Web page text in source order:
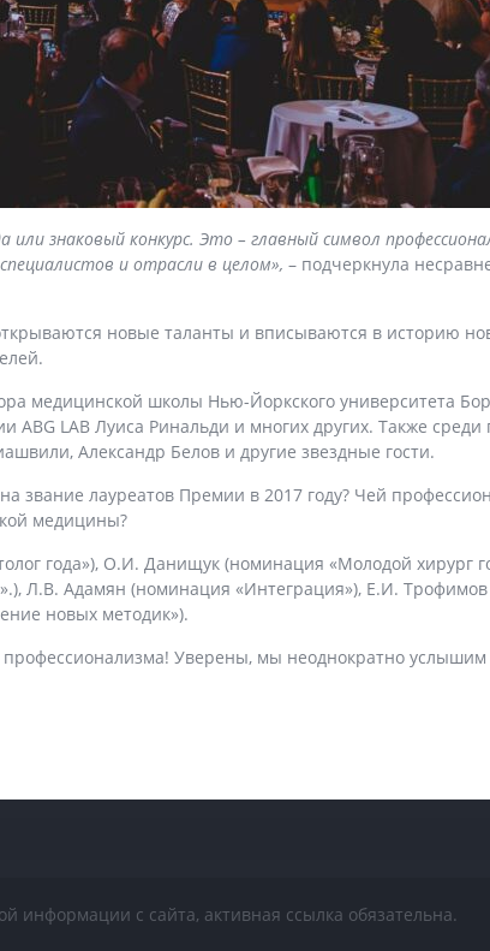
знаковый конкурс. Это – главный символ
и отрасли в целом», – подчеркнула
новые таланты и вписываются в историю
медицинской школы Нью-Йоркского университета
ABG LAB Луиса Ринальди и многих других. Также
Александр Белов и другие звездные гости.
лауреатов Премии в 2017 году? Чей
медицины?
года»), О.И. Данищук (номинация «Молодой хирург
Л.В. Адамян (номинация «Интеграция»), Е.И.
новых методик»).
Уверены, мы неоднократно услышим
информации с сайта, активная ссылка обязательна.